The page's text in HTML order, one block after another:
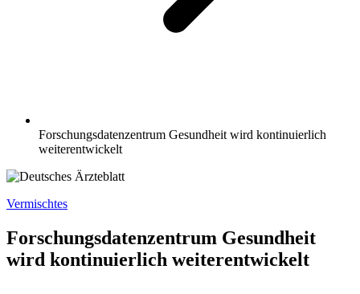
Forschungsdatenzentrum Gesundheit wird kontinuierlich
weiterentwickelt
Vermischtes
Forschungsdatenzentrum Gesundheit
wird kontinuierlich weiterentwickelt